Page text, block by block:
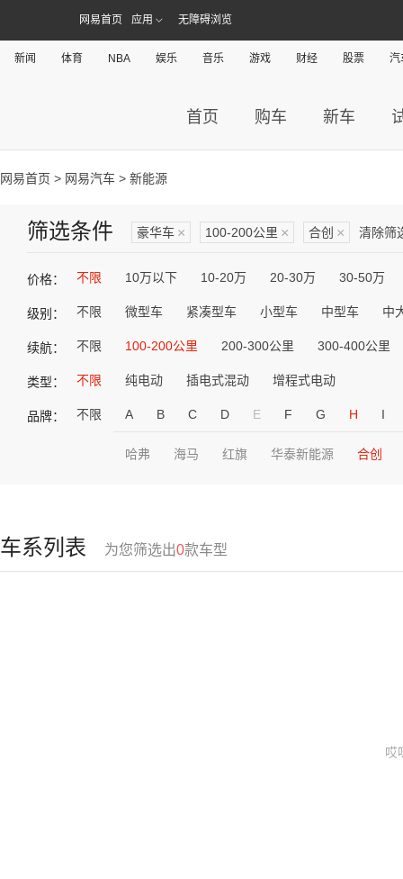
网易首页 应用 无障碍浏览
新闻 体育 NBA 娱乐 音乐 游戏 财经 股票 汽
首页 购车 新车
网易首页 > 网易汽车 > 新能源
筛选条件 豪华车 × 100-200公里 × 合创 × 清除筛
价格： 不限 10万以下 10-20万 20-30万 30-50万
级别： 不限 微型车 紧凑型车 小型车 中型车 中
续航： 不限 100-200公里 200-300公里 300-400公里
类型： 不限 纯电动 插电式混动 增程式电动
品牌： 不限 A B C D E F G H I
哈弗 海马 红旗 华泰新能源 合创
车系列表 为您筛选出0款车型
哎